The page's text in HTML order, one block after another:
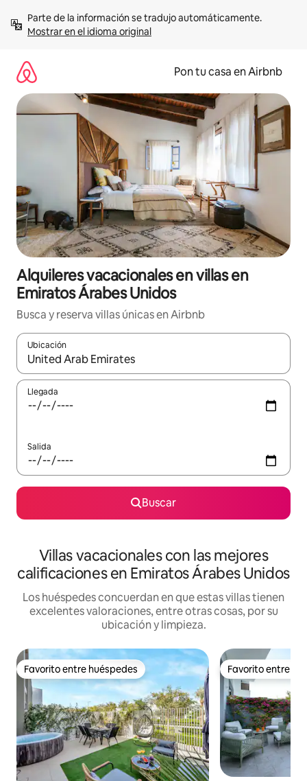
contenidoMostrar en el idioma original
Pon tu casa en Airbnb
Alquileres vacacionales en villas en
Emiratos Árabes Unidos
Busca y reserva villas únicas en Airbnb
Ubicación
Cuando los resultados estén disponibles, navega con las
Llegada
Salida
Buscar
Villas vacacionales con las mejores
calificaciones en Emiratos Árabes Unidos
Los huéspedes concuerdan en que estas villas tienen
excelentes valoraciones, entre otras cosas, por su
ubicación y limpieza.
Favorito entre huéspedes
Favorito entre huéspedes Favorito entre
Favorito entre